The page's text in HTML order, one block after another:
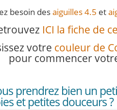
besoin desaiguilles 4.5 et
ICI la fiche de
votre couleur de
pour commencer
prendrez bien un
et petites douceurs ?